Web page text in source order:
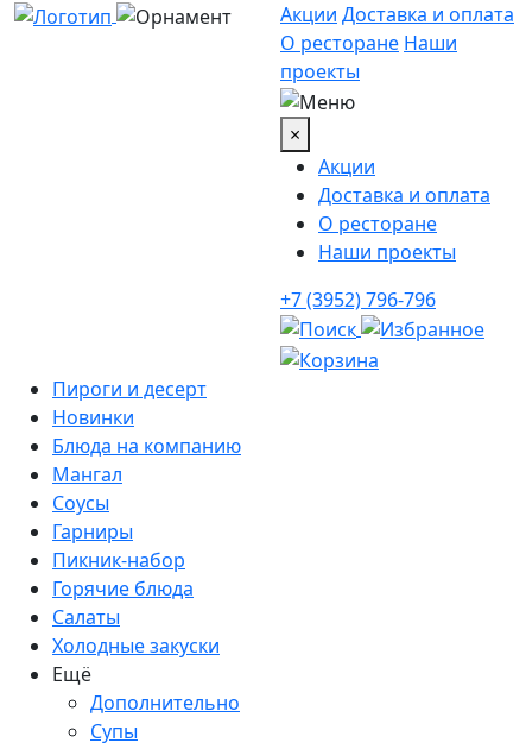
Акции Доставка и оплата
О ресторане Наши
проекты
×
Акции
Доставка и оплата
О ресторане
Наши проекты
+7 (3952) 796-796
Пироги и десерт
Новинки
Блюда на компанию
Мангал
Соусы
Гарниры
Пикник-набор
Горячие блюда
Салаты
Холодные закуски
Ещё
Дополнительно
Супы